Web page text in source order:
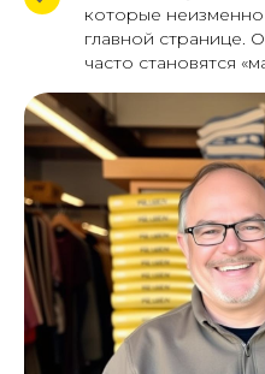
которые неизменно
главной странице.
часто становятся